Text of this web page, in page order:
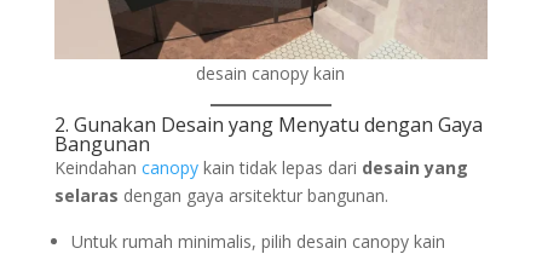
desain canopy kain
2. Gunakan Desain yang Menyatu dengan Gaya
Bangunan
Keindahan canopykain tidak lepas dari desain yang
selaras dengan gaya arsitektur bangunan.
Untuk rumah minimalis, pilih desain canopy kain